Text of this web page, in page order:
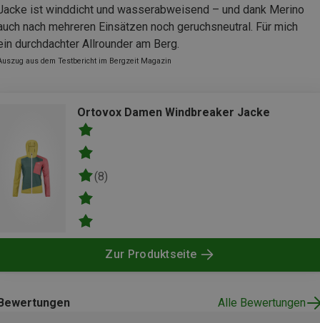
ist winddicht und wasserabweisend – und dank Merino
nach mehreren Einsätzen noch geruchsneutral. Für mich
durchdachter Allrounder am Berg.
aus dem Testbericht im Bergzeit Magazin
Ortovox Damen Windbreaker Jacke
(8)
Zur Produktseite
Alle Bewertungen